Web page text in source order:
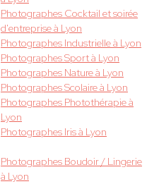
Photographes Cocktail et soirée
d'entreprise à Lyon
Photographes Industrielle à Lyon
Photographes Sport à Lyon
Photographes Nature à Lyon
Photographes Scolaire à Lyon
Photographes Photothérapie à
Lyon
Photographes Iris à Lyon
Photographes Boudoir / Lingerie
à Lyon